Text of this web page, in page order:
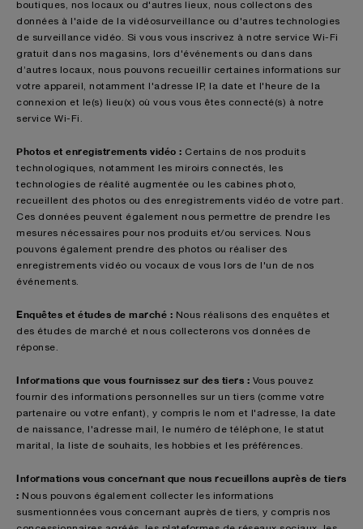
boutiques, nos locaux ou d'autres lieux, nous collectons des
données à l'aide de la vidéosurveillance ou d'autres technologies
de surveillance vidéo. Si vous vous inscrivez à notre service Wi-Fi
gratuit dans nos magasins, lors d'événements ou dans dans
d’autres locaux, nous pouvons recueillir certaines informations sur
votre appareil, notamment l'adresse IP, la date et l'heure de la
connexion et le(s) lieu(x) où vous vous êtes connecté(s) à notre
service Wi-Fi.
Photos et enregistrements vidéo : Certains de nos produits
technologiques, notamment les miroirs connectés, les
technologies de réalité augmentée ou les cabines photo,
recueillent des photos ou des enregistrements vidéo de votre part.
Ces données peuvent également nous permettre de prendre les
mesures nécessaires pour nos produits et/ou services. Nous
pouvons également prendre des photos ou réaliser des
enregistrements vidéo ou vocaux de vous lors de l'un de nos
événements.
Enquêtes et études de marché : Nous réalisons des enquêtes et
des études de marché et nous collecterons vos données de
réponse.
Informations que vous fournissez sur des tiers : Vous pouvez
fournir des informations personnelles sur un tiers (comme votre
partenaire ou votre enfant), y compris le nom et l'adresse, la date
de naissance, l'adresse mail, le numéro de téléphone, le statut
marital, la liste de souhaits, les hobbies et les préférences.
Informations vous concernant que nous recueillons auprès de tiers
: Nous pouvons également collecter les informations
susmentionnées vous concernant auprès de tiers, y compris nos